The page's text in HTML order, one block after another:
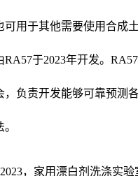
可用于其他需要使用合成
RA57于2023年开发。
，负责开发能够可靠预测
，家用漂白剂洗涤实验